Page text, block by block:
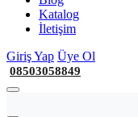
Katalog
İletişim
Giriş Yap Üye Ol
08503058849